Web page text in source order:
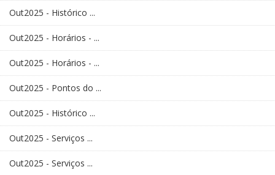
Out2025 - Histórico ...
Out2025 - Horários - ...
Out2025 - Horários - ...
Out2025 - Pontos do ...
Out2025 - Histórico ...
Out2025 - Serviços ...
Out2025 - Serviços ...